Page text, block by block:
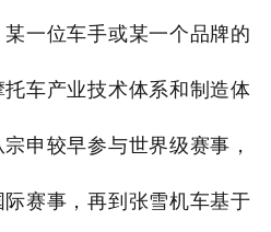
一位车手或某一个品牌的
车产业技术体系和制造体
申较早参与世界级赛事，
赛事，再到张雪机车基于